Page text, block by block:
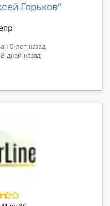
Горьков"
5 лет назад
дней назад